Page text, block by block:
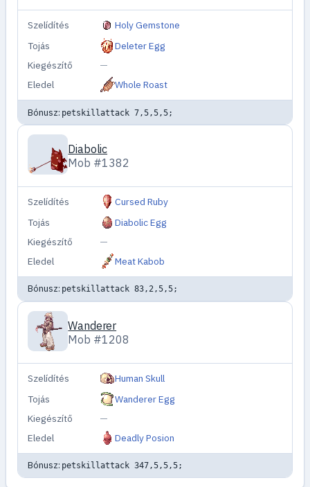
Szelídítés
Holy Gemstone
Tojás
Deleter Egg
Kiegészítő
—
Eledel
Whole Roast
Bónusz: petskillattack 7,5,5,5;
Diabolic
Mob #1382
Szelídítés
Cursed Ruby
Tojás
Diabolic Egg
Kiegészítő
—
Eledel
Meat Kabob
Bónusz: petskillattack 83,2,5,5;
Wanderer
Mob #1208
Szelídítés
Human Skull
Tojás
Wanderer Egg
Kiegészítő
—
Eledel
Deadly Posion
Bónusz: petskillattack 347,5,5,5;